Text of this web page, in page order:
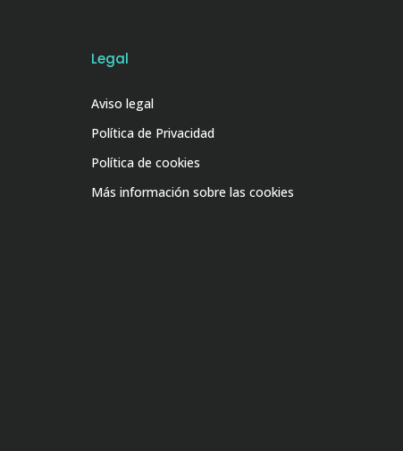
Legal
Aviso legal
Política de Privacidad
Política de cookies
Más información sobre las cookies